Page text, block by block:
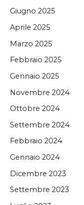
Giugno 2025
Aprile 2025
Marzo 2025
Febbraio 2025
Gennaio 2025
Novembre 2024
Ottobre 2024
Settembre 2024
Febbraio 2024
Gennaio 2024
Dicembre 2023
Settembre 2023